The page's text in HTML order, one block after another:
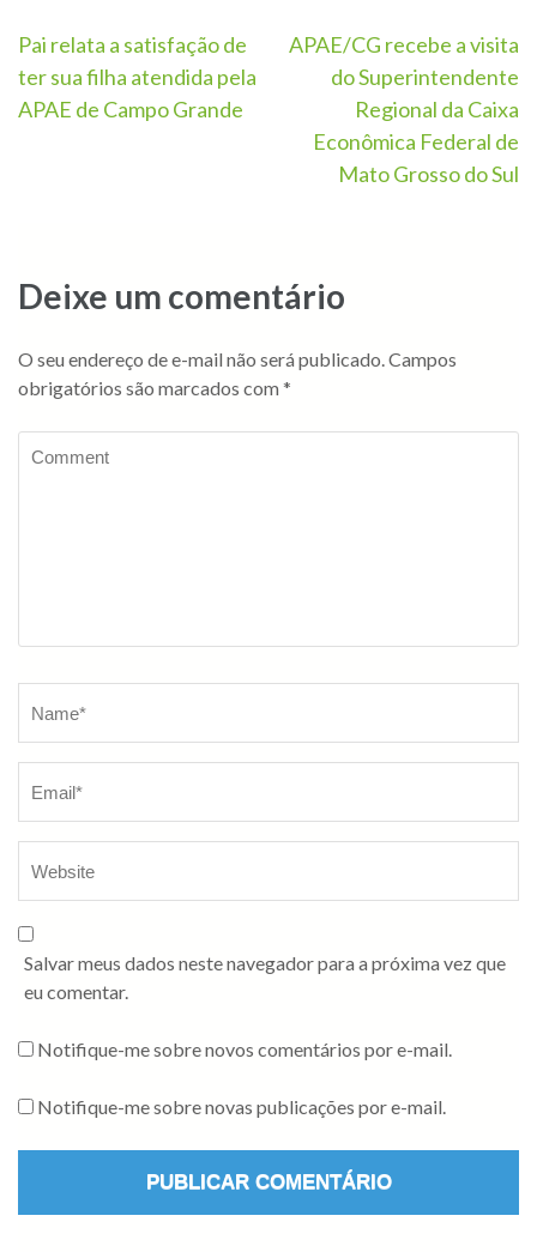
Pai relata a satisfação de
ter sua filha atendida pela
APAE de Campo Grande
APAE/CG recebe a visita
do Superintendente
Regional da Caixa
Econômica Federal de
Mato Grosso do Sul
Deixe um comentário
O seu endereço de e-mail não será publicado.Campos
obrigatórios são marcados com *
Salvar meus dados neste navegador para a próxima vez que
eu comentar.
Notifique-me sobre novos comentários por e-mail.
Notifique-me sobre novas publicações por e-mail.